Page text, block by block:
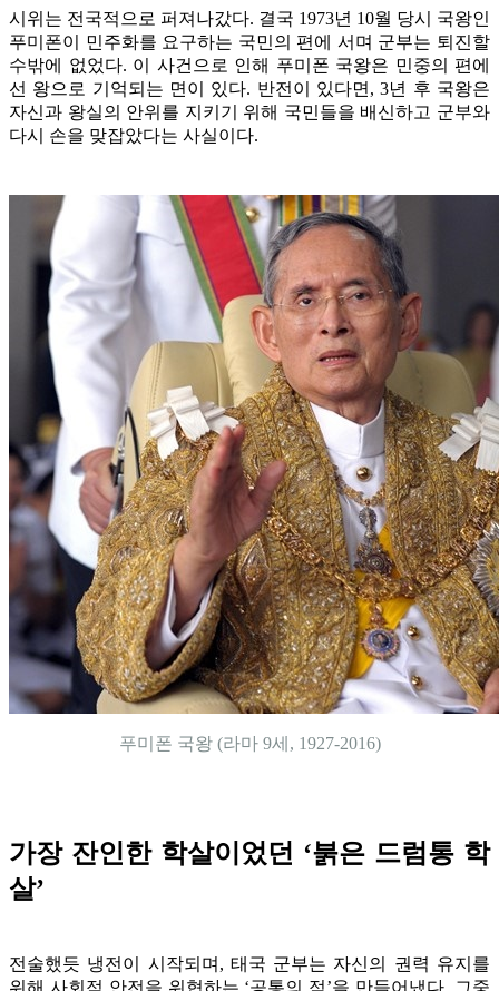
시위는 전국적으로 퍼져나갔다. 결국 1973년 10월 당시 국왕인
푸미폰이 민주화를 요구하는 국민의 편에 서며 군부는 퇴진할
수밖에 없었다. 이 사건으로 인해 푸미폰 국왕은 민중의 편에
선 왕으로 기억되는 면이 있다. 반전이 있다면, 3년 후 국왕은
자신과 왕실의 안위를 지키기 위해 국민들을 배신하고 군부와
다시 손을 맞잡았다는 사실이다.
푸미폰 국왕 (라마 9세, 1927-2016)
가장 잔인한 학살이었던 ‘붉은 드럼통 학
살’
전술했듯 냉전이 시작되며, 태국 군부는 자신의 권력 유지를
위해 사회적 안전을 위협하는 ‘공통의 적’을 만들어냈다. 그중